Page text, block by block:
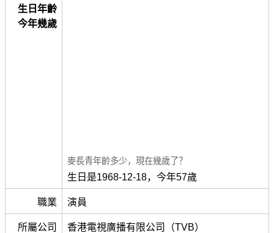
生日年齡
今年幾歲
麥長青年齡多少，現在幾歲了？
生日是1968-12-18，今年57歲
職業 演員
所屬公司 香港電視廣播有限公司（TVB）